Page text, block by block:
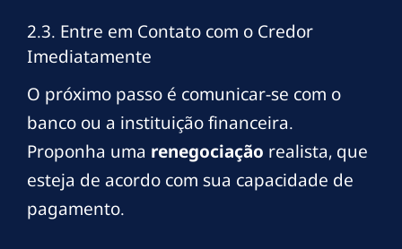
2.3. Entre em Contato com o Credor
Imediatamente
O próximo passo é comunicar-se com o
banco ou a instituição financeira.
Proponha uma renegociação realista, que
esteja de acordo com sua capacidade de
pagamento.